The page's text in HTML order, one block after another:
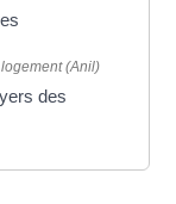
(Anil)
des